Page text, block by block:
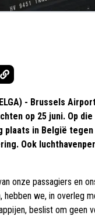
- Brussels
op 25 juni. Op
plaats in België
Ook
onze passagiers en
hebben we, in overleg
beslist om geen